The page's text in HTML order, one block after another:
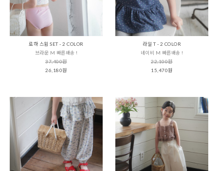
로하 스윔 SET - 2 COLOR
브라운 M 빠른배송 !
37,400원
26,180원
라일 T - 2 COLOR
네이비 M 빠른배송 !
22,100원
15,470원